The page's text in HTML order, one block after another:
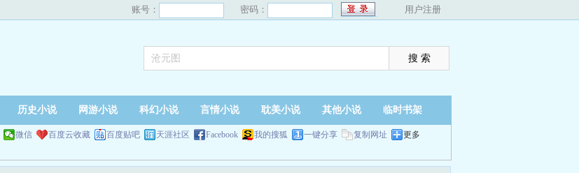
账号： 密码： 用户注册
历史小说 网游小说 科幻小说 言情小说 耽美小说 其他小说 临时书架
微信 百度云收藏 百度贴吧 天涯社区 Facebook 我的搜狐 一键分享 复制网址 更多